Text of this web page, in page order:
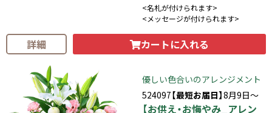
<名札が付けられます>
<メッセージが付けられます>
詳細 カートに入れる
優しい色合いのアレンジメント
524097【最短お届日】8月9日～
【お供え・お悔やみ_アレン